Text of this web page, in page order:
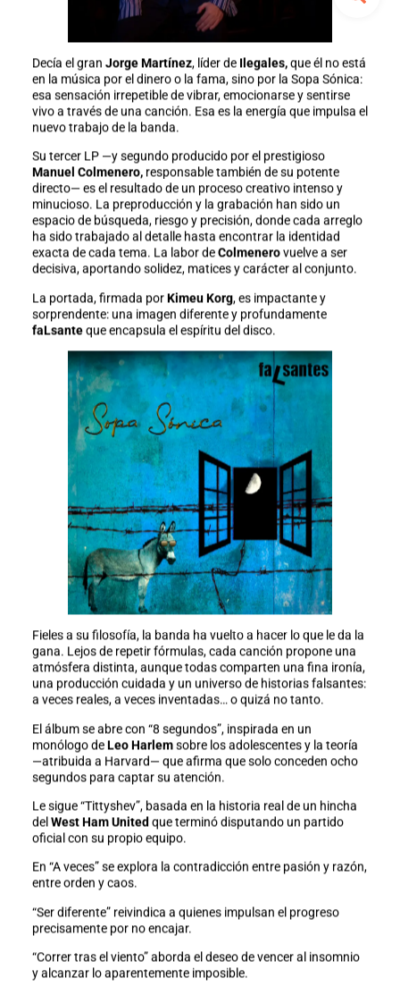
Decía el gran Jorge Martínez, líder deIlegales,que él no está
en la música por el dinero o la fama, sino por la Sopa Sónica:
esa sensación irrepetible de vibrar, emocionarse y sentirse
vivo a través de una canción. Esa es la energía que impulsa el
nuevo trabajo de la banda.
Su tercer LP —y segundo producido por el prestigioso
Manuel Colmenero,responsable también de su potente
directo— es el resultado de un proceso creativo intenso y
minucioso. La preproducción y la grabación han sido un
espacio de búsqueda, riesgo y precisión, donde cada arreglo
ha sido trabajado al detalle hasta encontrar la identidad
exacta de cada tema. La labor deColmenerovuelve a ser
decisiva, aportando solidez, matices y carácter al conjunto.
La portada, firmada porKimeu Korg, es impactante y
sorprendente: una imagen diferente y profundamente
faLsanteque encapsula el espíritu del disco.
Fieles a su filosofía, la banda ha vuelto a hacer lo que le da la
gana. Lejos de repetir fórmulas, cada canción propone una
atmósfera distinta, aunque todas comparten una fina ironía,
una producción cuidada y un universo de historias falsantes:
a veces reales, a veces inventadas… o quizá no tanto.
El álbum se abre con “8 segundos”, inspirada en un
monólogo deLeo Harlemsobre los adolescentes y la teoría
—atribuida a Harvard— que afirma que solo conceden ocho
segundos para captar su atención.
Le sigue “Tittyshev”, basada en la historia real de un hincha
delWest Ham United que terminó disputando un partido
oficial con su propio equipo.
En “A veces” se explora la contradicción entre pasión y razón,
entre orden y caos.
“Ser diferente” reivindica a quienes impulsan el progreso
precisamente por no encajar.
“Correr tras el viento” aborda el deseo de vencer al insomnio
y alcanzar lo aparentemente imposible.